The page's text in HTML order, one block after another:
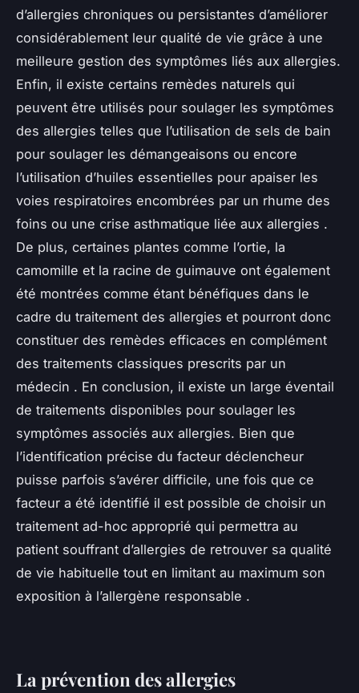
d’allergies chroniques ou persistantes d’améliorer
considérablement leur qualité de vie grâce à une
meilleure gestion des symptômes liés aux allergies.
Enfin, il existe certains remèdes naturels qui
peuvent être utilisés pour soulager les symptômes
des allergies telles que l’utilisation de sels de bain
pour soulager les démangeaisons ou encore
l’utilisation d’huiles essentielles pour apaiser les
voies respiratoires encombrées par un rhume des
foins ou une crise asthmatique liée aux allergies .
De plus, certaines plantes comme l’ortie, la
camomille et la racine de guimauve ont également
été montrées comme étant bénéfiques dans le
cadre du traitement des allergies et pourront donc
constituer des remèdes efficaces en complément
des traitements classiques prescrits par un
médecin . En conclusion, il existe un large éventail
de traitements disponibles pour soulager les
symptômes associés aux allergies. Bien que
l’identification précise du facteur déclencheur
puisse parfois s’avérer difficile, une fois que ce
facteur a été identifié il est possible de choisir un
traitement ad-hoc approprié qui permettra au
patient souffrant d’allergies de retrouver sa qualité
de vie habituelle tout en limitant au maximum son
exposition à l’allergène responsable .
La prévention des allergies